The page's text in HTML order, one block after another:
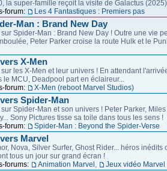
la super-famille reçoit la visite de Galactus
forum:
Les 4 Fantastiques : Premiers pas
Man : Brand New Day
sur Spider-Man : Brand New Day ! Outre une vie
Peter Parker croise la route Hulk et le
X-Men
sur les X-Men et leur univers ! En attendant
le MCU, Deadpool part en éclaireur...
forum:
X-Men (reboot Marvel Studios)
Spider-Man
sur Spider-Man et son univers ! Peter Parker,
Sony Pictures tisse sa toile dans tous les sens !
forum:
Spider-Man : Beyond the Spider-Verse
Marvel
Nova, Silver Surfer, Ghost Rider... héros inédits
tous un jour sur grand écran !
forums:
Animation Marvel Jeux vidéo Marvel